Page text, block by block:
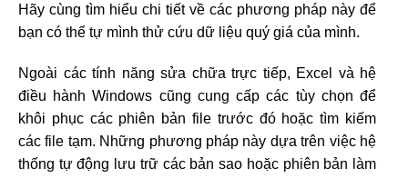
Hãy cùng tìm hiểu chi tiết về các phương pháp này để
bạn có thể tự mình thử cứu dữ liệu quý giá của mình.
Ngoài các tính năng sửa chữa trực tiếp, Excel và hệ
điều hành Windows cũng cung cấp các tùy chọn để
khôi phục các phiên bản file trước đó hoặc tìm kiếm
các file tạm. Những phương pháp này dựa trên việc hệ
thống tự động lưu trữ các bản sao hoặc phiên bản làm